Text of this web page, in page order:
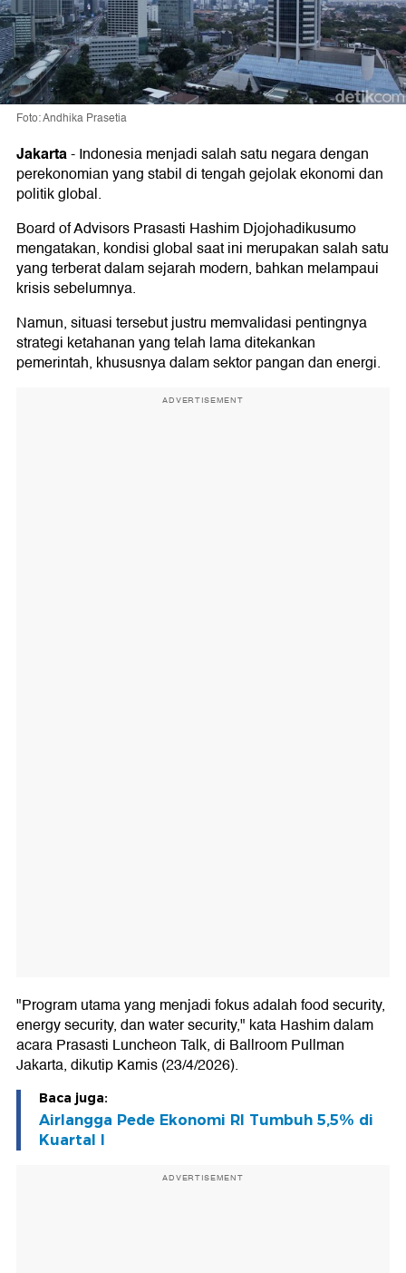
Foto: Andhika Prasetia
Jakarta-Indonesia menjadi salah satu negara dengan
perekonomian yang stabil di tengah gejolak ekonomi dan
politik global.
Board of Advisors Prasasti Hashim Djojohadikusumo
mengatakan, kondisi global saat ini merupakan salah satu
yang terberat dalam sejarah modern, bahkan melampaui
krisis sebelumnya.
Namun, situasi tersebut justru memvalidasi pentingnya
strategi ketahanan yang telah lama ditekankan
pemerintah, khususnya dalam sektor pangan dan energi.
ADVERTISEMENT
"Program utama yang menjadi fokus adalah food security,
energy security, dan water security," kata Hashim dalam
acara Prasasti Luncheon Talk, di Ballroom Pullman
Jakarta, dikutip Kamis (23/4/2026).
Baca juga:
Airlangga Pede Ekonomi RI Tumbuh 5,5% di
Kuartal I
ADVERTISEMENT